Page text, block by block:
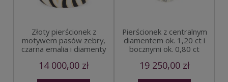
Złoty pierścionek z
motywem pasów zebry,
czarna emalia i diamenty
14 000,00 zł
Pierścionek z centralnym
diamentem ok. 1,20 ct i
bocznymi ok. 0,80 ct
19 250,00 zł